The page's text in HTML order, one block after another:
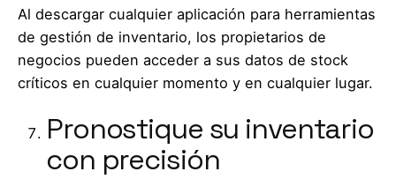
Al descargar cualquier aplicación para herramientas
de gestión de inventario, los propietarios de
negocios pueden acceder a sus datos de stock
críticos en cualquier momento y en cualquier lugar.
Pronostique su inventario
con precisión